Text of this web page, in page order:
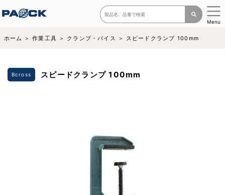
Menu
ホーム 作業工具 クランプ・バイス スピードクランプ 100mm
Bcross スピードクランプ 100mm